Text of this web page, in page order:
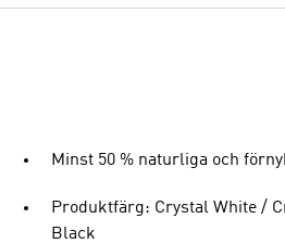
Minst 50 % naturliga och
Produktfärg: Crystal White /
Black